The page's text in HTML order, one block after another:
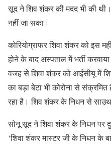
सूद ने शिव शंकर की मदद भी की
नहीं जा सका।
कोरियोग्राफर शिवा शंकर को इस
होने के बाद अस्पताल में भर्ती
वजह से शिवा शंकर को आईसीयू में
का बड़ा बेटा भी कोरोना से
रहा है। शिव शंकर के निधन से
सोनू सूद ने शिवा शंकर के निधन पर
‘शिवा शंकर मास्टर जी के निधन के